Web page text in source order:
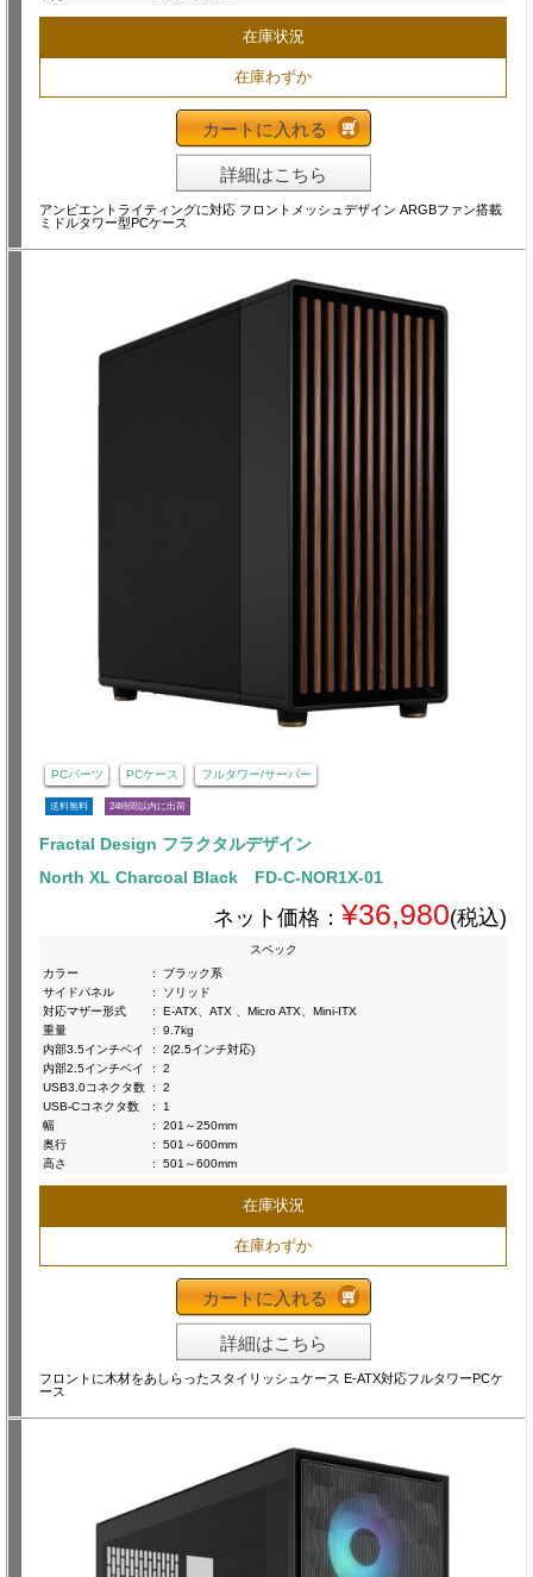
在庫状況
在庫わずか
カートに入れる
詳細はこちら
アンビエントライティングに対応 フロントメッシュデザイン ARGBファン搭載
ミドルタワー型PCケース
PCパーツ PCケース フルタワー/サーバー
送料無料 24時間以内に出荷
Fractal Design フラクタルデザイン
North XL Charcoal Black FD-C-NOR1X-01
ネット価格： ¥36,980(税込)
スペック
カラー
:
ブラック系
サイドパネル
:
ソリッド
対応マザー形式
:
E-ATX、ATX 、Micro ATX、Mini-ITX
重量
:
9.7kg
内部3.5インチベイ
:
2(2.5インチ対応)
内部2.5インチベイ
:
2
USB3.0コネクタ数 :
2
USB-Cコネクタ数
:
1
幅
:
201～250mm
奥行
:
501～600mm
高さ
: 501～600mm
在庫状況
在庫わずか
カートに入れる
詳細はこちら
フロントに木材をあしらったスタイリッシュケース E-ATX対応フルタワーPCケ
ース